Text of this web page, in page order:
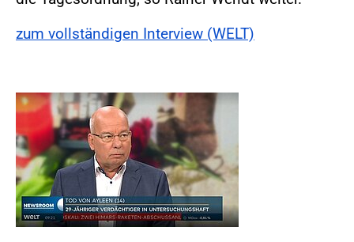
zum vollständigen Interview (WELT)